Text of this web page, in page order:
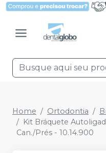
Home Ortodontia
Kit Bráquete
Can./Prés - 10.14.900